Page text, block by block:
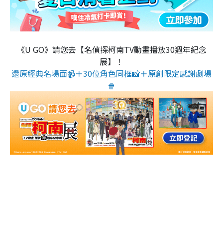
《U GO》請您去【名偵探柯南TV動畫播放30週年紀念
展】！
還原經典名場面📹＋30位角色同框📸＋原創限定感謝劇場
🍿